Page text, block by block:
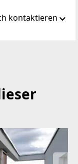
kontaktieren